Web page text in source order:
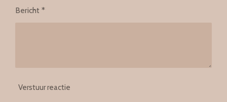
Bericht *
Verstuur reactie